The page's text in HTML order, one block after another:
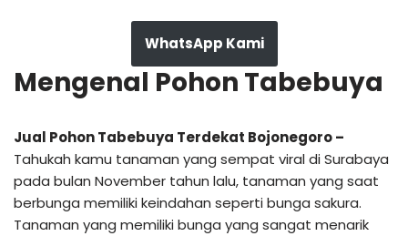
WhatsApp Kami
Mengenal Pohon Tabebuya
Jual Pohon Tabebuya Terdekat Bojonegoro –
Tahukah kamu tanaman yang sempat viral di Surabaya
pada bulan November tahun lalu, tanaman yang saat
berbunga memiliki keindahan seperti bunga sakura.
Tanaman yang memiliki bunga yang sangat menarik